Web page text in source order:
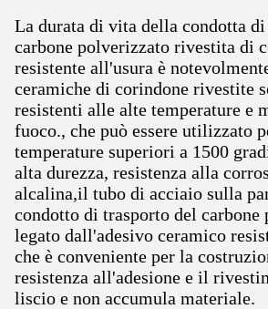
La durata di vita della condotta
carbone polverizzato rivestita di
resistente all'usura è
ceramiche di corindone rivestite
resistenti alle alte temperature e
fuoco., che può essere utilizzato
temperature superiori a 1500
alta durezza, resistenza alla
alcalina,il tubo di acciaio sulla
condotto di trasporto del carbone
legato dall'adesivo ceramico
che è conveniente per la
resistenza all'adesione e il
liscio e non accumula materiale.